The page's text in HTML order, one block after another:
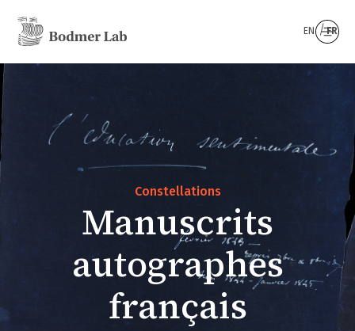
EN FR
Constellations
Manuscrits
autographes
français